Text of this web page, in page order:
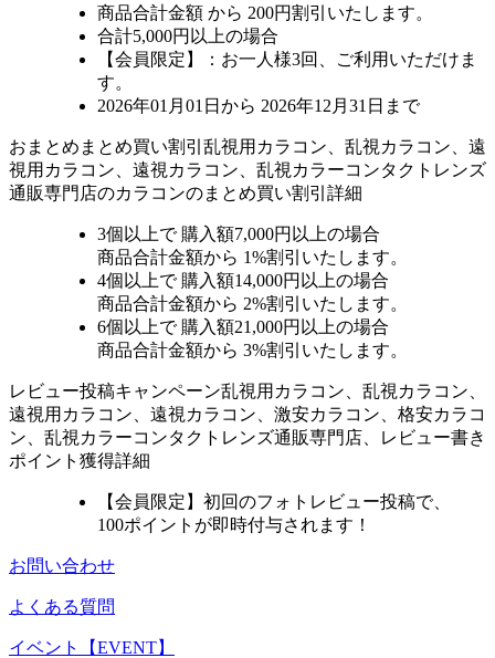
商品合計金額 から 200円割引 いたします。
合計5,000円以上の場合
【会員限定】：お一人様3回
、ご利用いただけま
す。
2026年01月01日から 2026年12月31日まで
おまとめ まとめ買い割引 乱視用カラコン、乱視カラコン、遠
視用カラコン、遠視カラコン、乱視カラーコンタクトレンズ
通販専門店のカラコンのまとめ買い割引詳細
3個 以上で 購入額7,000円以上の場合
商品合計金額から 1%割引いたします。
4個 以上で 購入額14,000円以上の場合
商品合計金額から 2%割引いたします。
6個 以上で 購入額21,000円以上の場合
商品合計金額から 3%割引いたします。
レビュー投稿キャンペーン乱視用カラコン、乱視カラコン、
遠視用カラコン、遠視カラコン、激安カラコン、格安カラコ
ン、乱視カラーコンタクトレンズ通販専門店、レビュー書き
ポイント獲得詳細
【会員限定】初回のフォトレビュー投稿で、
100ポイント が即時付与されます！
お問い合わせ
よくある質問
イベント【EVENT】